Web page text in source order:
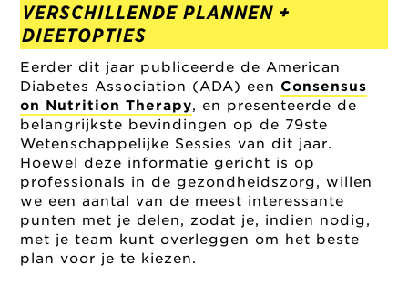
VERSCHILLENDE PLANNEN +
DIEETOPTIES
Eerder dit jaar publiceerde de American
Diabetes Association (ADA) een Consensus
on Nutrition Therapy, en presenteerde de
belangrijkste bevindingen op de 79ste
Wetenschappelijke Sessies van dit jaar.
Hoewel deze informatie gericht is op
professionals in de gezondheidszorg, willen
we een aantal van de meest interessante
punten met je delen, zodat je, indien nodig,
met je team kunt overleggen om het beste
plan voor je te kiezen.